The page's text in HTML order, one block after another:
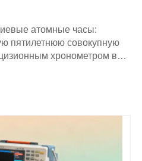
атомные часы:
пятилетнюю совокупную
хронометром в
части и поддержку.
для составления
и общих затрат.